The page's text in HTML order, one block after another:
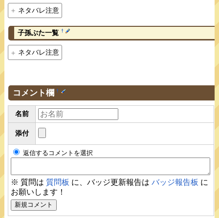
ネタバレ注意
子孫ぶた一覧 †
ネタバレ注意
コメント欄 †
名前
添付
返信するコメントを選択
※ 質問は 質問板 に、バッジ更新報告はバッジ報告板 に
お願いします！